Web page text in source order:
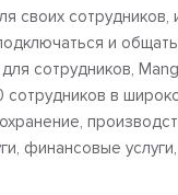
своих сотрудников,
и
сотрудников,
в
финансовые